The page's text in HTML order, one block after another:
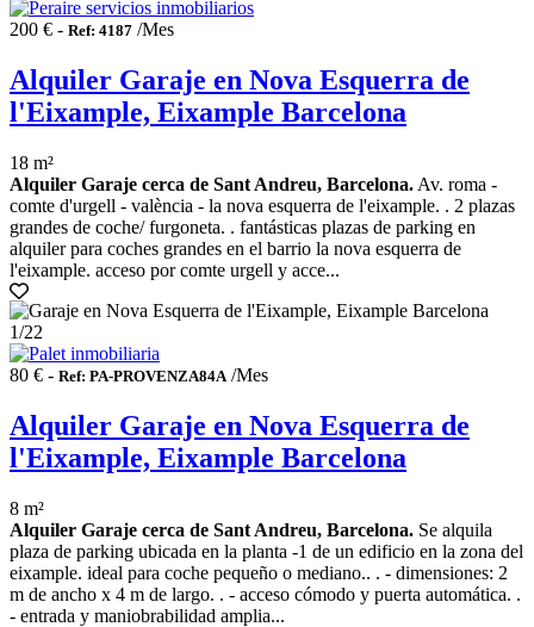
200 € - Ref: 4187 /Mes
Alquiler Garaje en Nova Esquerra de
l'Eixample, Eixample Barcelona
18 m²
Alquiler Garaje cerca de Sant Andreu, Barcelona. Av. roma -
comte d'urgell - valència - la nova esquerra de l'eixample. . 2 plazas
grandes de coche/ furgoneta. . fantásticas plazas de parking en
alquiler para coches grandes en el barrio la nova esquerra de
l'eixample. acceso por comte urgell y acce...
1/22
80 € - Ref: PA-PROVENZA84A /Mes
Alquiler Garaje en Nova Esquerra de
l'Eixample, Eixample Barcelona
8 m²
Alquiler Garaje cerca de Sant Andreu, Barcelona. Se alquila
plaza de parking ubicada en la planta -1 de un edificio en la zona del
eixample. ideal para coche pequeño o mediano.. . - dimensiones: 2
m de ancho x 4 m de largo. . - acceso cómodo y puerta automática. .
- entrada y maniobrabilidad amplia...